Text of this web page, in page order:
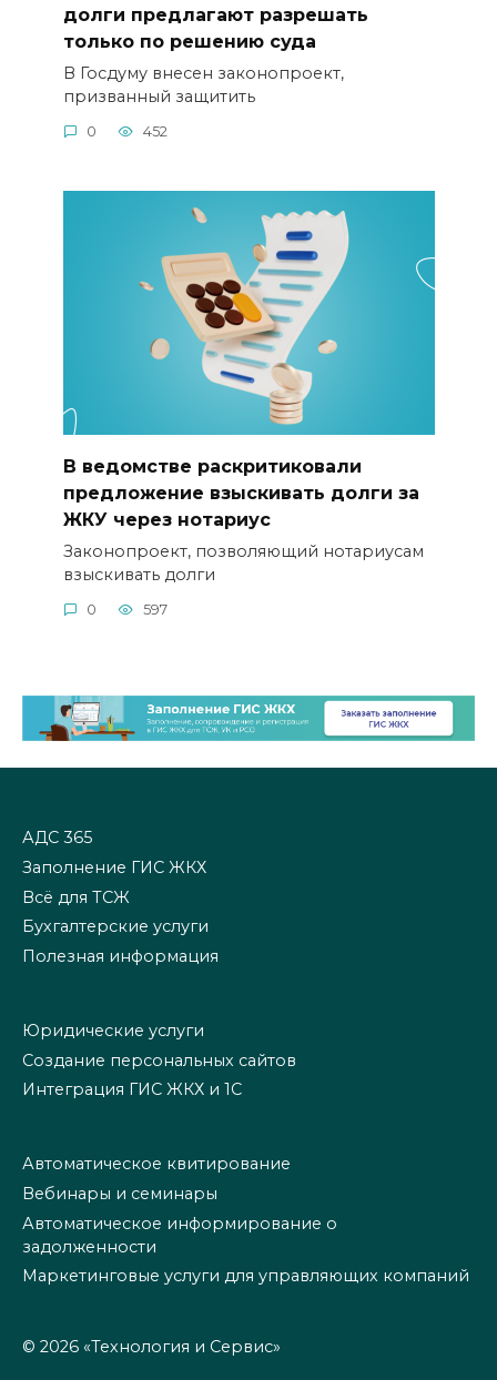
долги предлагают разрешать
только по решению суда
В Госдуму внесен законопроект,
призванный защитить
0 452
В ведомстве раскритиковали
предложение взыскивать долги за
ЖКУ через нотариус
Законопроект, позволяющий нотариусам
взыскивать долги
0 597
АДС 365
Заполнение ГИС ЖКХ
Всё для ТСЖ
Бухгалтерские услуги
Полезная информация
Юридические услуги
Создание персональных сайтов
Интеграция ГИС ЖКХ и 1С
Автоматическое квитирование
Вебинары и семинары
Автоматическое информирование о
задолженности
Маркетинговые услуги для управляющих компаний
© 2026 «Технология и Сервис»